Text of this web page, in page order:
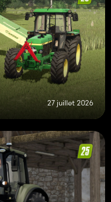
27 juillet 2026